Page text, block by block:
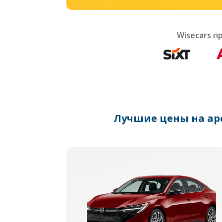
Wisecars
Лучшие цены на